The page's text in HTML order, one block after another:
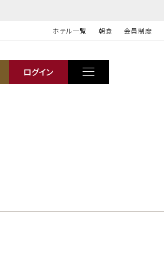
ホテル一覧 朝食 会員制度
ログイン